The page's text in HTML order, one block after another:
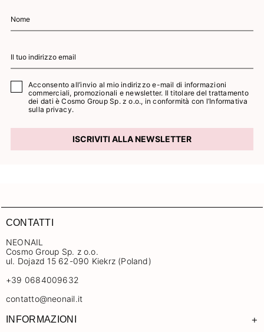
Acconsento all’invio al mio indirizzo e-mail di informazioni
commerciali, promozionali e newsletter. Il titolare del trattamento
dei dati è Cosmo Group Sp. z o.o., in conformità con l’Informativa
sulla privacy.
ISCRIVITI ALLA NEWSLETTER
CONTATTI
NEONAIL
Cosmo Group Sp. z o.o.
ul. Dojazd 15 62-090 Kiekrz (Poland)
+39 0684009632
contatto@neonail.it
INFORMAZIONI +